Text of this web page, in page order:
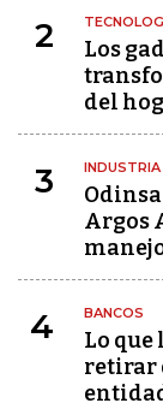
2
Los
del
3 INDUSTRIA
Argos
4 BANCOS
Lo que
retirar